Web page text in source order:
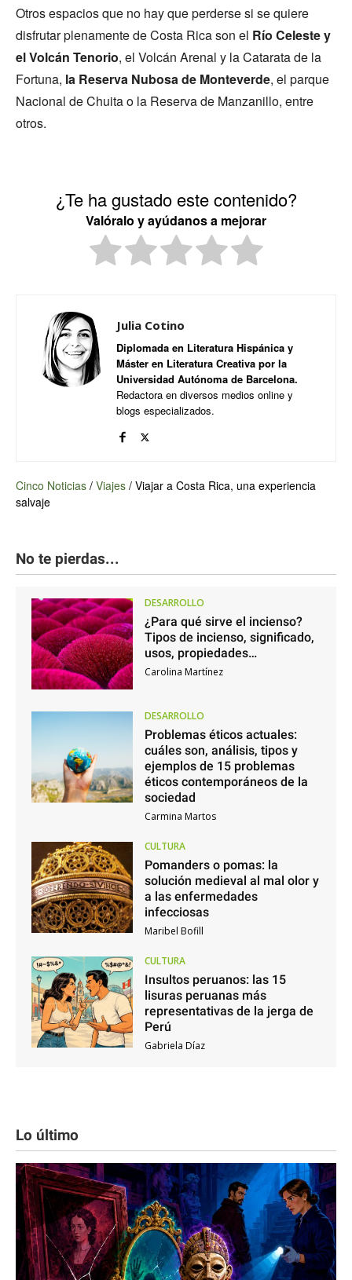
Otros espacios que no hay que perderse si se quiere
disfrutar plenamente de Costa Rica son el Río Celeste y
el Volcán Tenorio, el Volcán Arenal y la Catarata de la
Fortuna, la Reserva Nubosa de Monteverde, el parque
Nacional de Chuita o la Reserva de Manzanillo, entre
otros.
¿Te ha gustado este contenido?
Valóralo y ayúdanos a mejorar
Julia Cotino
Diplomada en Literatura Hispánica y
Máster en Literatura Creativa por la
Universidad Autónoma de Barcelona.
Redactora en diversos medios online y
blogs especializados.
Cinco Noticias / Viajes / Viajar a Costa Rica, una experiencia
salvaje
No te pierdas...
DESARROLLO
¿Para qué sirve el incienso?
Tipos de incienso, significado,
usos, propiedades…
Carolina Martínez
DESARROLLO
Problemas éticos actuales:
cuáles son, análisis, tipos y
ejemplos de 15 problemas
éticos contemporáneos de la
sociedad
Carmina Martos
CULTURA
Pomanders o pomas: la
solución medieval al mal olor y
a las enfermedades
infecciosas
Maribel Bofill
CULTURA
Insultos peruanos: las 15
lisuras peruanas más
representativas de la jerga de
Perú
Gabriela Díaz
Lo último